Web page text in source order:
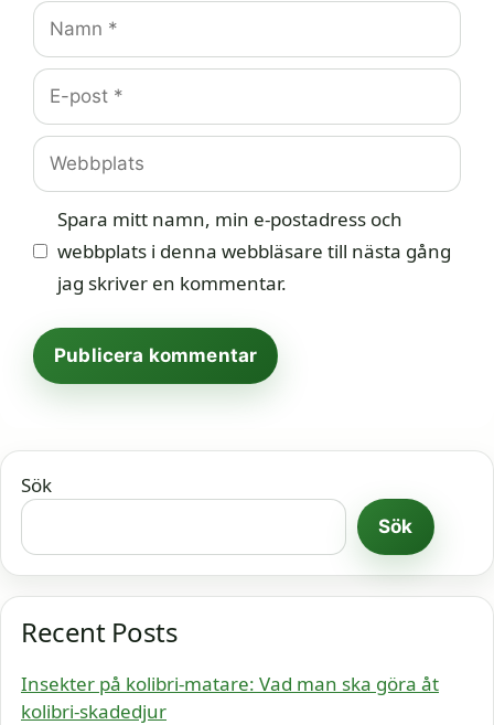
Namn
E-
post
Webbplats
Spara mitt namn, min e-postadress och
webbplats i denna webbläsare till nästa gång
jag skriver en kommentar.
Sök
Sök
Recent Posts
Insekter på kolibri-matare: Vad man ska göra åt
kolibri-skadedjur